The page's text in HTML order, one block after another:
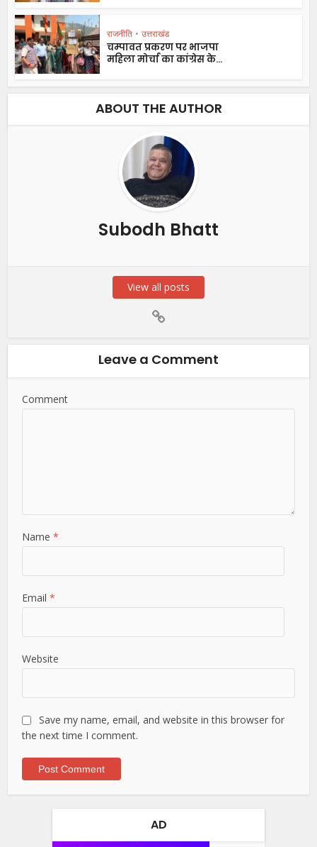
राजनीति • उत्तराखंड
चम्पावत प्रकरण पर भाजपा
महिला मोर्चा का कांग्रेस के...
ABOUT THE AUTHOR
Subodh Bhatt
View all posts
Leave a Comment
Comment
Name*
Email*
Website
Save my name, email, and website in this browser for
the next time I comment.
AD